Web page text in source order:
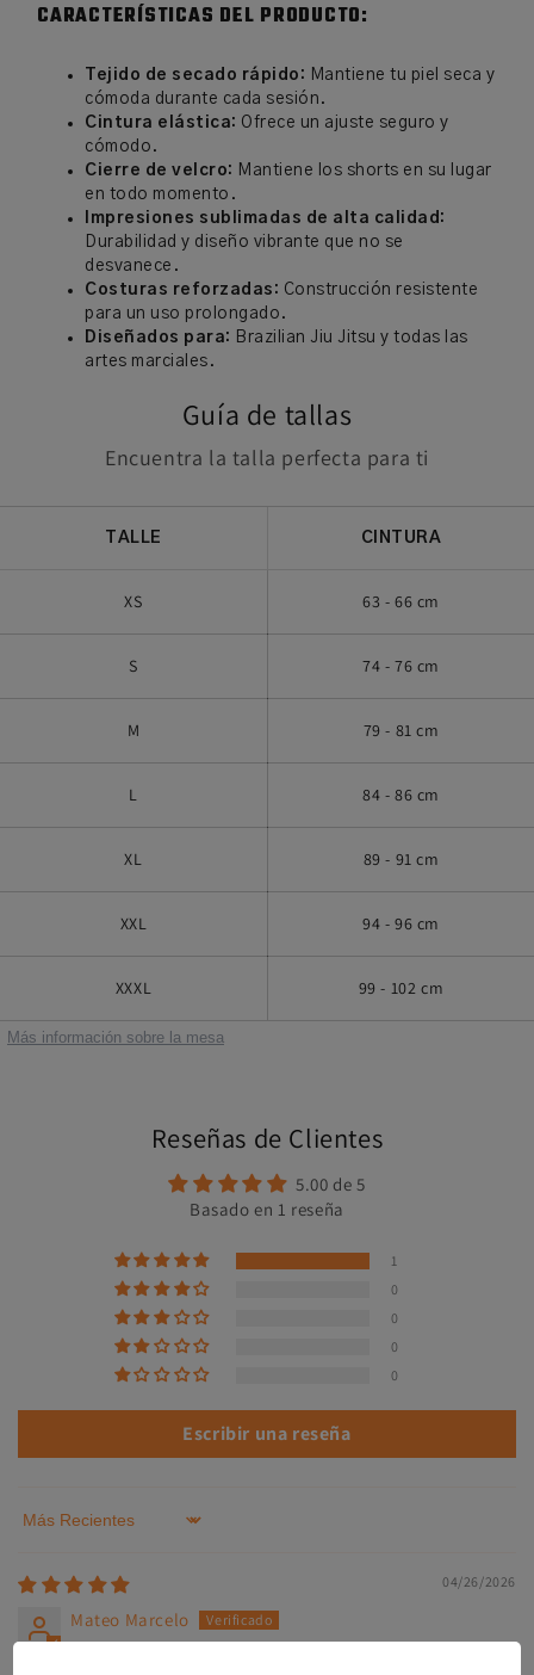
CARACTERÍSTICAS DEL PRODUCTO:
Tejido de secado rápido: Mantiene tu piel seca y
cómoda durante cada sesión.
Cintura elástica: Ofrece un ajuste seguro y
cómodo.
Cierre de velcro: Mantiene los shorts en su lugar
en todo momento.
Impresiones sublimadas de alta calidad:
Durabilidad y diseño vibrante que no se
desvanece.
Costuras reforzadas: Construcción resistente
para un uso prolongado.
Diseñados para: Brazilian Jiu Jitsu y todas las
artes marciales.
Guía de tallas
Encuentra la talla perfecta para ti
TALLE CINTURA
XS 63 - 66 cm
S 74 - 76 cm
M 79 - 81 cm
L 84 - 86 cm
XL 89 - 91 cm
XXL 94 - 96 cm
XXXL 99 - 102 cm
Más información sobre la mesa
Reseñas de Clientes
5.00 de 5
Basado en 1 reseña
1
0
0
0
0
Escribir una reseña
Sort by
04/26/2026
Mateo Marcelo